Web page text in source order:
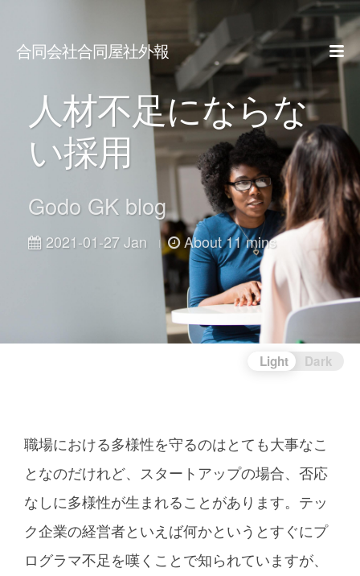
合同会社合同屋社外報
人材不足にならな
い採用
Godo GK blog
2021-01-27 Jan About 11 mins
Light Dark
職場における多様性を守るのはとても大事なこ
となのだけれど、スタートアップの場合、否応
なしに多様性が生まれることがあります。テッ
ク企業の経営者といえば何かというとすぐにプ
ログラマ不足を嘆くことで知られていますが、